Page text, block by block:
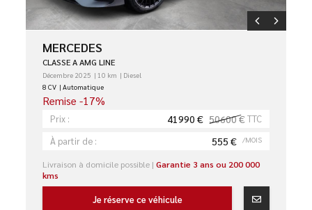
MERCEDES
CLASSE A AMG LINE
Décembre 2025 10 km
Diesel
8 CV
Automatique
Remise -17%
Prix : 41990 € 50600 €TTC
À partir de :
555 € /MOIS
Livraison à domicile possible |Garantie 3 ans ou 200 000
kms
Je réserve ce véhicule